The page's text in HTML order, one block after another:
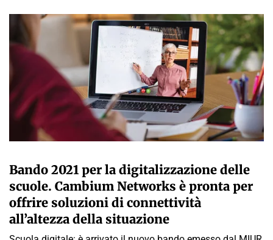
Bando 2021 per la digitalizzazione delle
scuole. Cambium Networks è pronta per
offrire soluzioni di connettività
all’altezza della situazione